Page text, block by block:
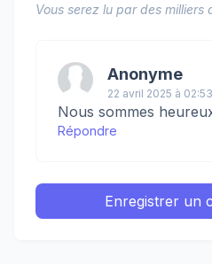
Vous serez lu par des milliers
Anonyme
22 avril 2025 à 02:53
Nous sommes
Répondre
Enregistrer un